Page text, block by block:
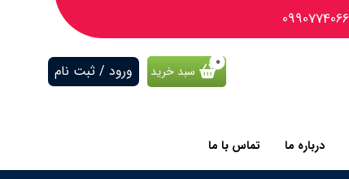
ورود / ثبت نام سبد خرید
درباره ما تماس با ما